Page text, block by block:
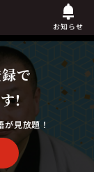
お知らせ
で
!
見放題！